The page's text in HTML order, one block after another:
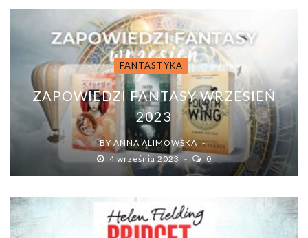
FANTASTYKA
ZAPOWIEDZI FANTASY WRZESIEŃ
2023
BYANNA ALIMOWSKA
4 września 2023
0